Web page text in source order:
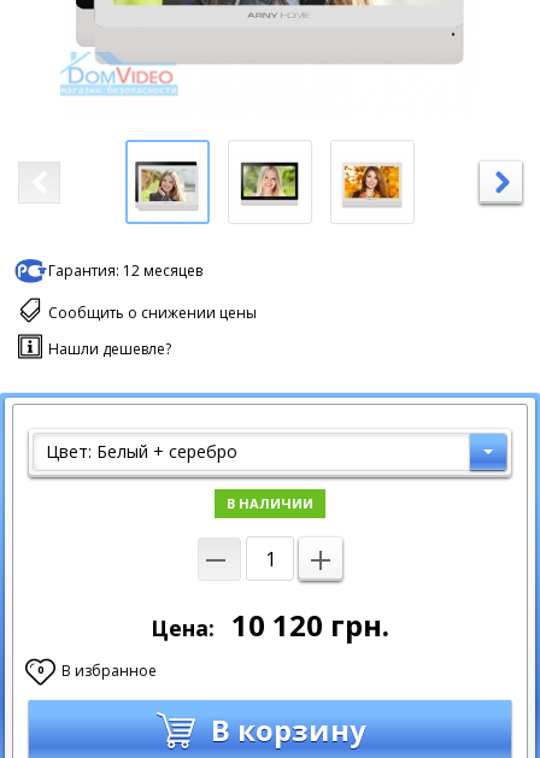
Гарантия: 12 месяцев
Сообщить о снижении цены
Нашли дешевле?
Цвет: Белый + серебро
В НАЛИЧИИ
Цена: 10 120 грн.
0 В избранное
В корзину